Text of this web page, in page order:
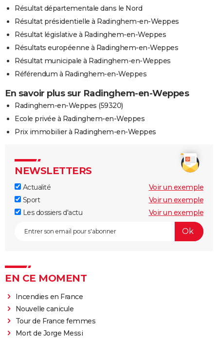
Résultat départementale dans le Nord
Résultat présidentielle à Radinghem-en-Weppes
Résultat législative à Radinghem-en-Weppes
Résultats européenne à Radinghem-en-Weppes
Résultat municipale à Radinghem-en-Weppes
Référendum à Radinghem-en-Weppes
En savoir plus sur Radinghem-en-Weppes
Radinghem-en-Weppes (59320)
Ecole privée à Radinghem-en-Weppes
Prix immobilier à Radinghem-en-Weppes
NEWSLETTERS
Actualité
Voir un exemple
Sport
Voir un exemple
Les dossiers d'actu
Voir un exemple
EN CE MOMENT
Incendies en France
Nouvelle canicule
Tour de France femmes
Mort de Jorge Messi